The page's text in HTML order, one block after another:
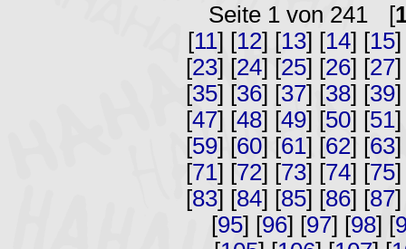
Seite 1 von 241
[
[11] [12] [13] [14] [15]
[23] [24] [25] [26] [27]
[35] [36] [37] [38] [39]
[47] [48] [49] [50] [51]
[59] [60] [61] [62] [63]
[71] [72] [73] [74] [75]
[83] [84] [85] [86] [87]
[95] [96] [97] [98] [